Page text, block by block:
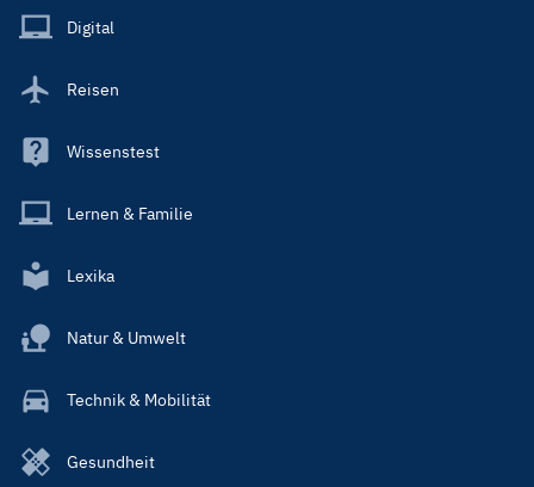
Main
Digital
Reisen
Wissenstest
Lernen & Familie
Lexika
Natur & Umwelt
Technik & Mobilität
Gesundheit